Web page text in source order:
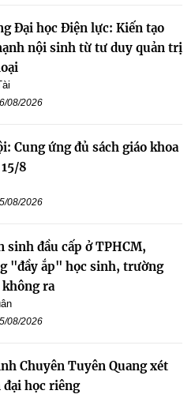
Đại học Điện lực: Kiến tạo
nội sinh từ tư duy quản trị
08/2026
Cung ứng đủ sách giáo khoa
8
08/2026
sinh đầu cấp ở TPHCM,
"đầy ắp" học sinh, trường
ra
08/2026
Chuyên Tuyên Quang xét
đại học riêng